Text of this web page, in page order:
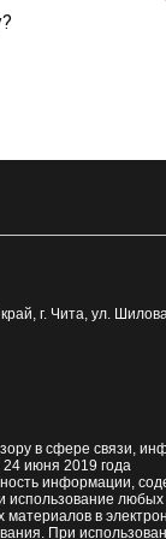
г. Чита, ул.
в сфере связи,
июня 2019 года
информации,
в
При